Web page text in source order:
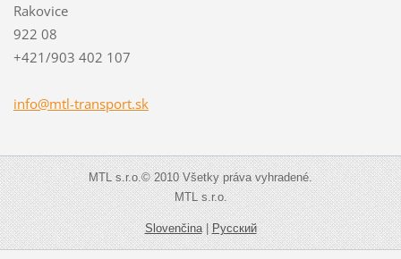
Rakovice
922 08
+421/903 402 107
info@mtl-transport.sk
MTL s.r.o.© 2010 Všetky práva vyhradené.
MTL s.r.o.
Slovenčina|Русский